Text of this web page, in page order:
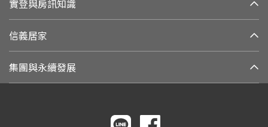
實登與房訊知識
信義居家
集團與永續發展